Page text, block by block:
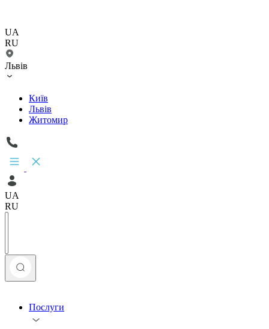
UA
RU
Львів
Київ
Львів
Житомир
UA
RU
Послуги